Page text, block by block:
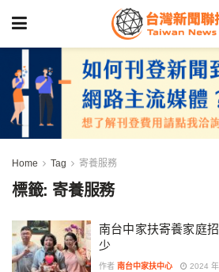
Home Tag 寄養服務
標籤: 寄養服務
南台中家扶寄養家庭
少
作者 南台中家扶中心 2024